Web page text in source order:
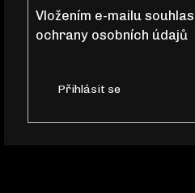
Vložením e-mailu
ochrany osobních údajů
Přihlásit se